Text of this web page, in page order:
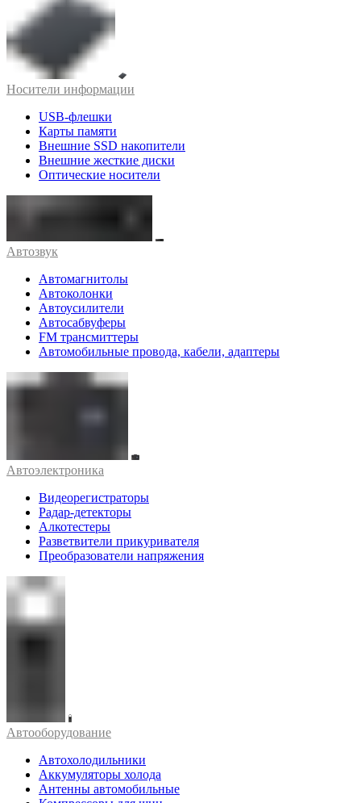
Носители информации
USB-флешки
Карты памяти
Внешние SSD накопители
Внешние жесткие диски
Оптические носители
Автозвук
Автомагнитолы
Автоколонки
Автоусилители
Автосабвуферы
FM трансмиттеры
Автомобильные провода, кабели, адаптеры
Автоэлектроника
Видеорегистраторы
Радар-детекторы
Алкотестеры
Разветвители прикуривателя
Преобразователи напряжения
Автооборудование
Автохолодильники
Аккумуляторы холода
Антенны автомобильные